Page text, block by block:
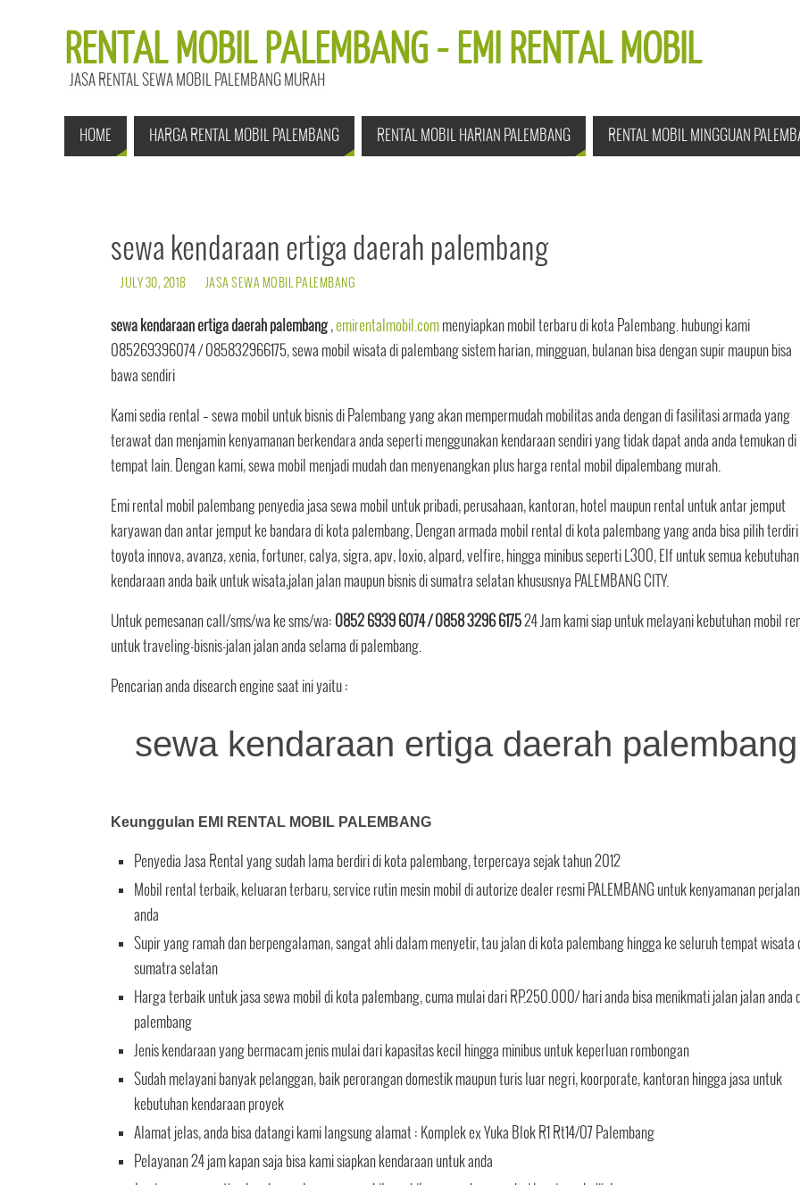
RENTAL MOBIL PALEMBANG - EMI RENTAL MOBIL
JASA RENTAL SEWA MOBIL PALEMBANG MURAH
HOME HARGA RENTAL MOBIL PALEMBANG RENTAL MOBIL HARIAN PALEMBANG RENTAL MOBIL MINGGUAN
sewa kendaraan ertiga daerah palembang
JULY 30, 2018 JASA SEWA MOBIL PALEMBANG
sewa kendaraan ertiga daerah palembang, emirentalmobil.com menyiapkan mobil terbaru di kota Palembang. hubungi kami
085269396074 / 085832966175, sewa mobil wisata di palembang sistem harian, mingguan, bulanan bisa dengan supir maupun bisa
bawa sendiri
Kami sedia rental – sewa mobil untuk bisnis di Palembang yang akan mempermudah mobilitas anda dengan di fasilitasi armada yang
terawat dan menjamin kenyamanan berkendara anda seperti menggunakan kendaraan sendiri yang tidak dapat anda anda temukan di
tempat lain. Dengan kami, sewa mobil menjadi mudah dan menyenangkan plus harga rental mobil dipalembang murah.
Emi rental mobil palembang penyedia jasa sewa mobil untuk pribadi, perusahaan, kantoran, hotel maupun rental untuk antar jemput
karyawan dan antar jemput ke bandara di kota palembang, Dengan armada mobil rental di kota palembang yang anda bisa pilih
toyota innova, avanza, xenia, fortuner, calya, sigra, apv, loxio, alpard, velfire, hingga minibus seperti L300, Elf untuk semua kebutuhan
kendaraan anda baik untuk wisata,jalan jalan maupun bisnis di sumatra selatan khususnya PALEMBANG CITY.
Untuk pemesanan call/sms/wa ke sms/wa: 0852 6939 6074 / 0858 3296 617524 Jam kami siap untuk melayani kebutuhan mobil
untuk traveling-bisnis-jalan jalan anda selama di palembang.
Pencarian anda disearch engine saat ini yaitu :
sewa kendaraan ertiga daerah palembang
Keunggulan EMI RENTAL MOBIL PALEMBANG
Penyedia Jasa Rental yang sudah lama berdiri di kota palembang, terpercaya sejak tahun 2012
Mobil rental terbaik, keluaran terbaru, service rutin mesin mobil di autorize dealer resmi PALEMBANG untuk kenyamanan
anda
Supir yang ramah dan berpengalaman, sangat ahli dalam menyetir, tau jalan di kota palembang hingga ke seluruh tempat wisata
sumatra selatan
Harga terbaik untuk jasa sewa mobil di kota palembang, cuma mulai dari RP.250.000/ hari anda bisa menikmati jalan jalan anda
palembang
Jenis kendaraan yang bermacam jenis mulai dari kapasitas kecil hingga minibus untuk keperluan rombongan
Sudah melayani banyak pelanggan, baik perorangan domestik maupun turis luar negri, koorporate, kantoran hingga jasa untuk
kebutuhan kendaraan proyek
Alamat jelas, anda bisa datangi kami langsung alamat : Komplek ex Yuka Blok R1 Rt14/07 Palembang
Pelayanan 24 jam kapan saja bisa kami siapkan kendaraan untuk anda